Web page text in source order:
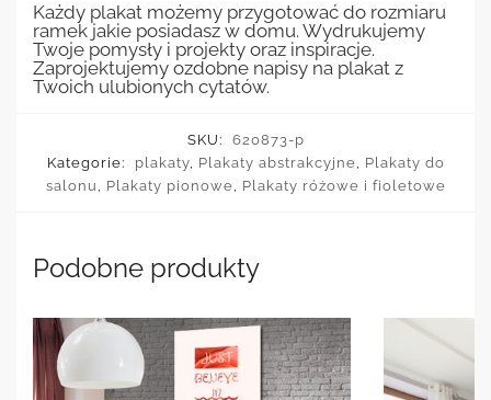
Każdy plakat możemy przygotować do rozmiaru
ramek jakie posiadasz w domu. Wydrukujemy
Twoje pomysły i projekty oraz inspiracje.
Zaprojektujemy ozdobne napisy na plakat z
Twoich ulubionych cytatów.
SKU:
620873-p
Kategorie:
plakaty, Plakaty abstrakcyjne, Plakaty do
salonu , Plakaty pionowe, Plakaty różowe i fioletowe
Podobne produkty